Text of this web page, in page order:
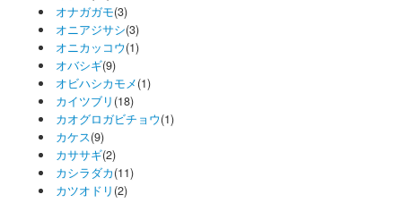
オナガガモ(3)
オニアジサシ(3)
オニカッコウ(1)
オバシギ(9)
オビハシカモメ(1)
カイツブリ (18)
カオグロガビチョウ(1)
カケス(9)
カササギ(2)
カシラダカ(11)
カツオドリ (2)